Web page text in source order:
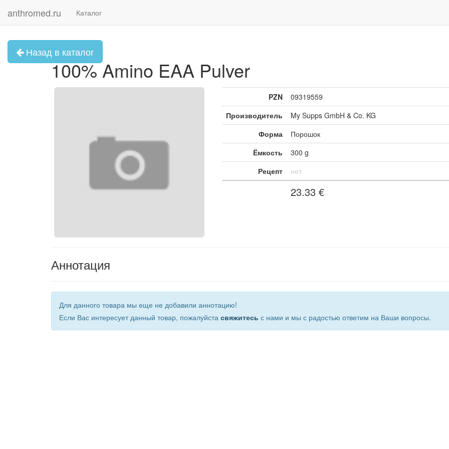
anthromed.ru Каталог
Назад в каталог
100% Amino EAA Pulver
PZN
09319559
Производитель
My Supps GmbH & Co. KG
Форма
Порошок
Ёмкость
300 g
Рецепт
нет
23.33 €
Аннотация
Для данного товара мы еще не добавили аннотацию!
Если Вас интересует данный товар, пожалуйста свяжитесь с нами и мы с радостью ответим на Ваши вопросы.